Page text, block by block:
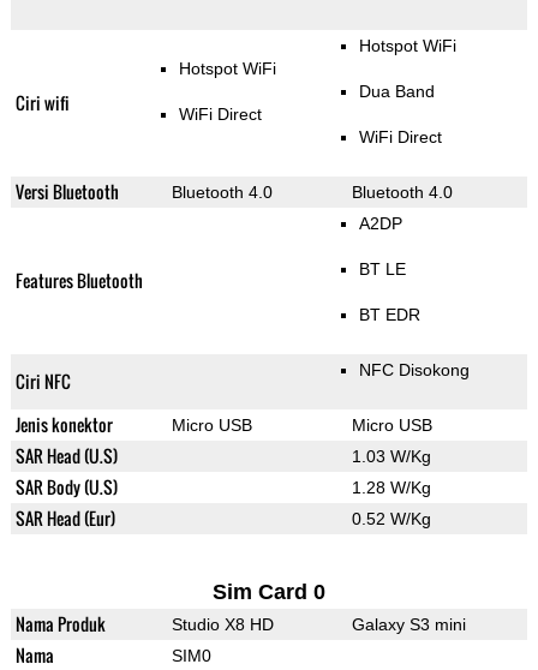
Ciri wifi
Hotspot WiFi
WiFi Direct
Hotspot WiFi
Dua Band
WiFi Direct
Versi Bluetooth Bluetooth 4.0 Bluetooth 4.0
Features Bluetooth
A2DP
BT LE
BT EDR
Ciri NFC NFC Disokong
Jenis konektor Micro USB Micro USB
SAR Head (U.S) 1.03 W/Kg
SAR Body (U.S) 1.28 W/Kg
SAR Head (Eur) 0.52 W/Kg
Sim Card 0
Nama Produk Studio X8 HD Galaxy S3 mini
Nama SIM0